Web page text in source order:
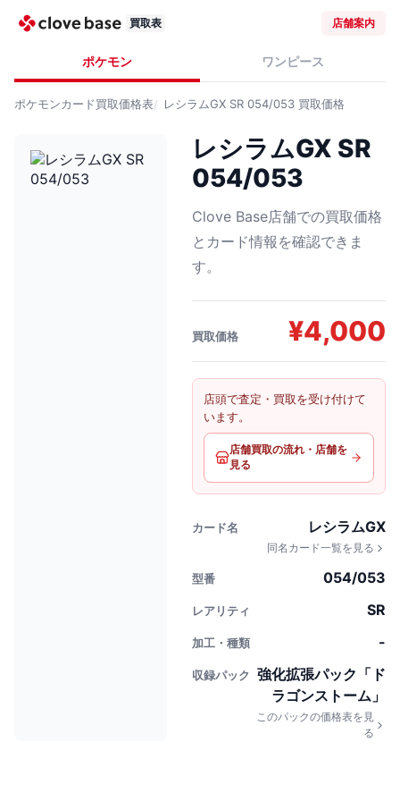
買取表 店舗案内
ポケモン ワンピース
ポケモンカード買取価格表 レシラムGX SR 054/053 買取価格
レシラムGX SR
054/053
Clove Base店舗での買取価格
とカード情報を確認できま
す。
買取価格 ¥4,000
店頭で査定・買取を受け付けて
います。
店舗買取の流れ・店舗を
見る
カード名 レシラムGX
同名カード一覧を見る
型番 054/053
レアリティ SR
加工・種類 -
収録パック
強化拡張パック「ド
ラゴンストーム」
このパックの価格表を見
る